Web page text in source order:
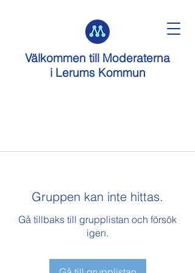
Välkommen till Moderaterna
i Lerums Kommun
Gruppen kan inte hittas.
Gå tillbaks till grupplistan och försök
igen.